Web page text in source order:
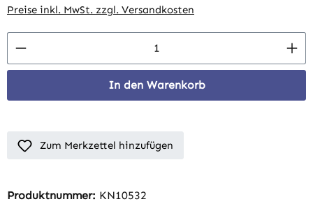
Preise inkl. MwSt. zzgl. Versandkosten
Produkt Anzahl: Gib den gewünschten
In den Warenkorb
Zum Merkzettel hinzufügen
Produktnummer: KN10532